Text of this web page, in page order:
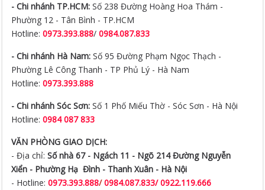
- Chi nhánh TP.HCM: Số 238 Đường Hoàng Hoa Thám -
Phường 12 - Tân Bình - TP.HCM
Hotline:0973.393.888/0984.087.833
- Chi nhánh Hà Nam: Số 95 Đường Phạm Ngọc Thạch -
Phường Lê Công Thanh - TP Phủ Lý - Hà Nam
Hotline:0973.393.888
- Chi nhánh Sóc Sơn: Số 1 Phố Miếu Thờ - Sóc Sơn - Hà Nội
Hotline:0984 087 833
VĂN PHÒNG GIAO DỊCH:
- Địa chỉ:Số nhà 67 - Ngách 11 - Ngõ 214 Đường Nguyễn
Xiển - Phường Hạ Đình - Thanh Xuân - Hà Nội
- Hotline:0973.393.888/ 0984.087.833/ 0922.119.666